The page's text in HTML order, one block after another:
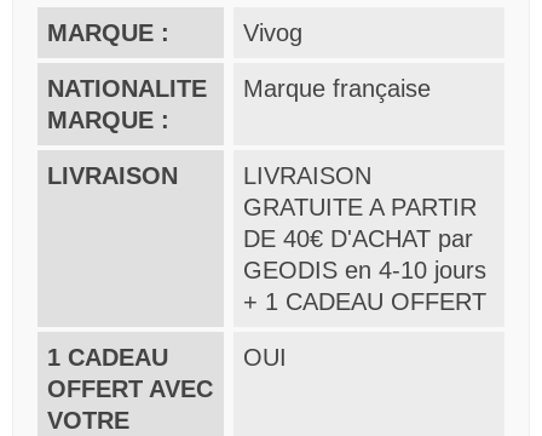
MARQUE : Vivog
NATIONALITE
MARQUE :
Marque française
LIVRAISON
LIVRAISON
GRATUITE A PARTIR
DE 40€ D'ACHAT par
GEODIS en 4-10 jours
+ 1 CADEAU OFFERT
1 CADEAU
OFFERT AVEC
VOTRE
OUI